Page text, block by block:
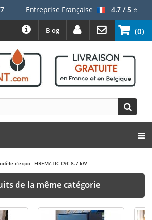
Entreprise Française 4.7 / 5⭐
(0)
Blog
d'expo - FIREMATIC C9C 8.7 kW
de la même catégorie